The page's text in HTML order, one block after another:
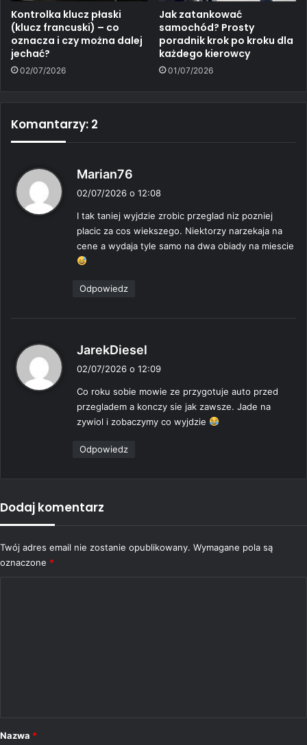
Kontrolka klucz płaski
(klucz francuski) – co
oznacza i czy można dalej
jechać?
02/07/2026
Jak zatankować
samochód? Prosty
poradnik krok po kroku dla
każdego kierowcy
01/07/2026
Komantarzy: 2
Marian76
z
e
:
02/07/2026 o 12:08
I tak taniej wyjdzie zrobic przeglad niz pozniej
placic za cos wiekszego. Niektorzy narzekaja na
cene a wydaja tyle samo na dwa obiady na miescie
Odpowiedz
JarekDiesel
z
e
:
02/07/2026 o 12:09
Co roku sobie mowie ze przygotuje auto przed
przegladem a konczy sie jak zawsze. Jade na
zywiol i zobaczymy co wyjdzie
Odpowiedz
Dodaj komentarz
Twój adres email nie zostanie opublikowany. Wymagane pola są
oznaczone *
rNazwa *